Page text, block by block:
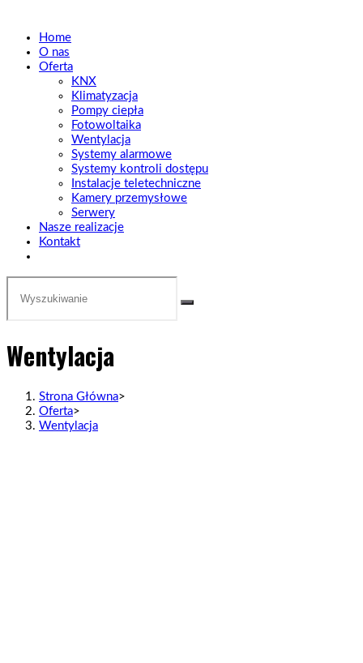
Home
O nas
Oferta
KNX
Klimatyzacja
Pompy ciepła
Fotowoltaika
Wentylacja
Systemy alarmowe
Systemy kontroli dostępu
Instalacje teletechniczne
Kamery przemysłowe
Serwery
Nasze realizacje
Kontakt
Wentylacja
Strona Główna>
Oferta>
Wentylacja